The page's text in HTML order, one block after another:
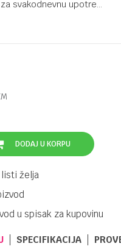
svakodnevnu upotre...
DODAJ U KORPU
listi želja
u spisak za kupovinu
SPECIFIKACIJA